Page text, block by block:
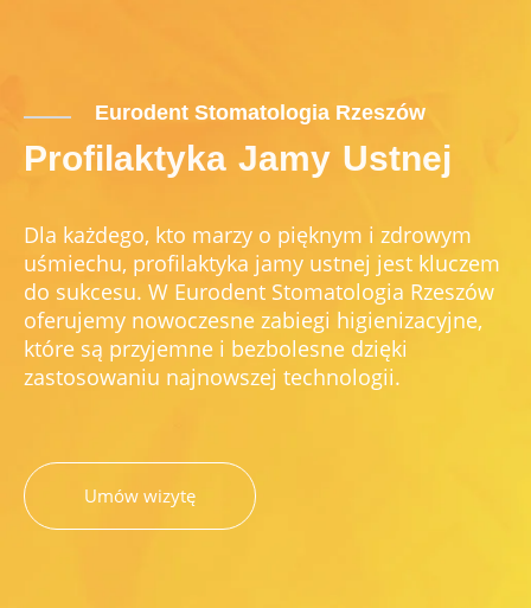
Eurodent Stomatologia Rzeszów
Profilaktyka Jamy Ustnej
Dla każdego, kto marzy o pięknym i zdrowym
uśmiechu, profilaktyka jamy ustnej jest kluczem
do sukcesu. W Eurodent Stomatologia Rzeszów
oferujemy nowoczesne zabiegi higienizacyjne,
które są przyjemne i bezbolesne dzięki
zastosowaniu najnowszej technologii.
Umów wizytę